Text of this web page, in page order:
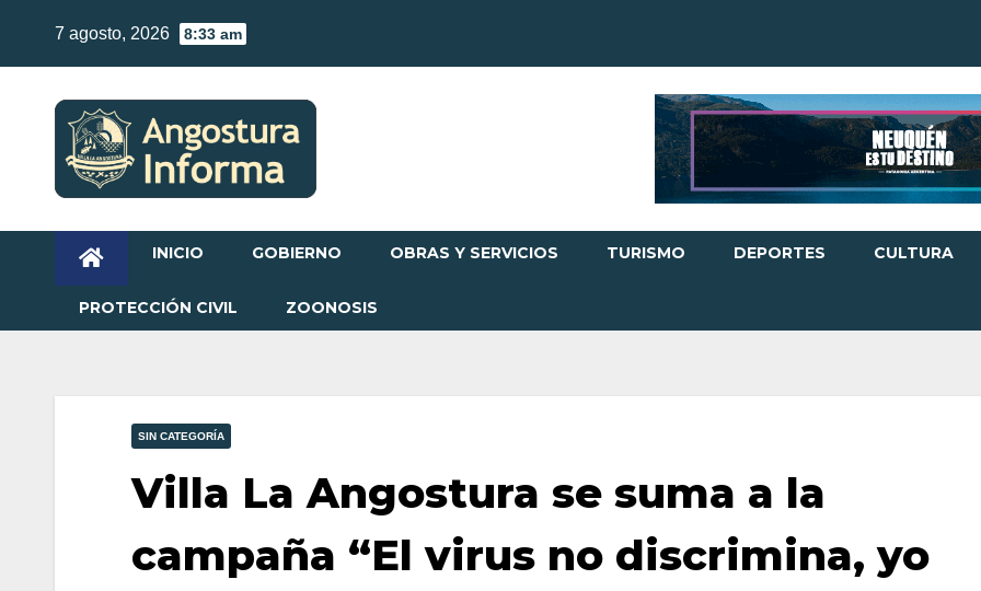
content
7 agosto, 2026 8:33 am
INICIO GOBIERNO OBRAS Y SERVICIOS TURISMO DEPORTES CULTURA
PROTECCIÓN CIVIL ZOONOSIS
SIN CATEGORÍA
Villa La Angostura se suma a la
campaña “El virus no discrimina, yo